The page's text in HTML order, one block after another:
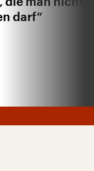
die man nicht
darf“